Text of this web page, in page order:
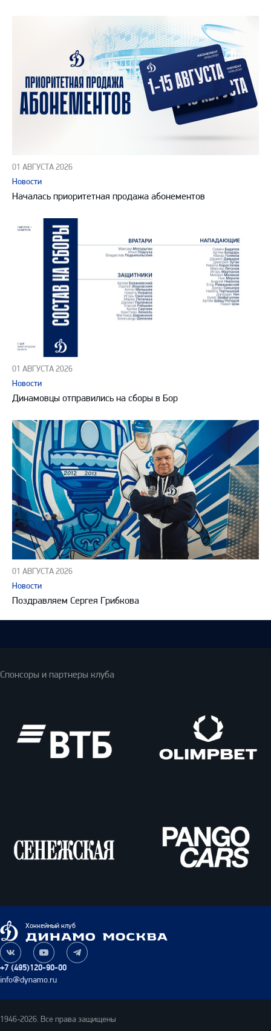
01 АВГУСТА 2026
Новости
Началась приоритетная продажа абонементов
01 АВГУСТА 2026
Новости
Динамовцы отправились на сборы в Бор
01 АВГУСТА 2026
Новости
Поздравляем Сергея Грибкова
Спонсоры и партнеры клуба
Cars
Динамо
Москва
Хоккейный клуб
+7 (495)120-90-00
info@dynamo.ru
Наша
группа
ВКонтакте
Наш
канал
на
Наш
канал
1946-2026. Все права защищены